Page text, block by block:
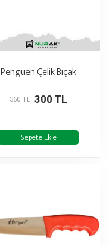
Penguen Çelik Bıçak
300 TL
360 TL
Sepete Ekle